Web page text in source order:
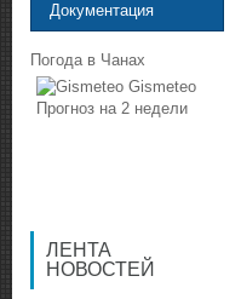
Документация
Погода в Чанах
Gismeteo
Прогноз на 2 недели
ЛЕНТА
НОВОСТЕЙ